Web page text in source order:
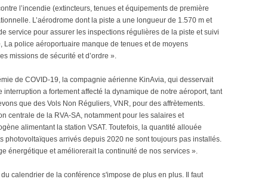
l’incendie (extincteurs, tenues et équipements de première
L’aérodrome dont la piste a une longueur de 1.570 m et
service pour assurer les inspections régulières de la piste et suivi
police aéroportuaire manque de tenues et de moyens
missions de sécurité et d’ordre ».
de COVID-19, la compagnie aérienne KinAvia, qui desservait
a fortement affecté la dynamique de notre aéroport, tant
que des Vols Non Réguliers, VNR, pour des affrètements.
centrale de la RVA-SA, notamment pour les salaires et
alimentant la station VSAT. Toutefois, la quantité allouée
photovoltaïques arrivés depuis 2020 ne sont toujours pas installés.
énergétique et améliorerait la continuité de nos services ».
calendrier de la conférence s'impose de plus en plus. Il faut